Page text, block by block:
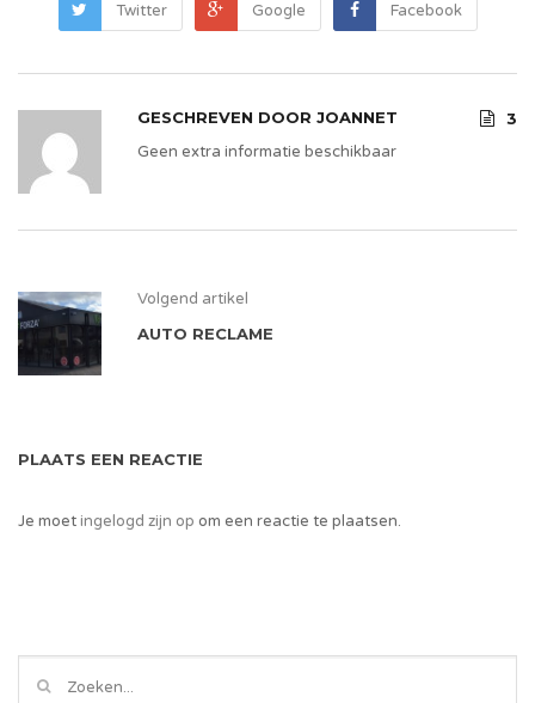
Twitter Google Facebook
GESCHREVEN DOOR JOANNET
3
Geen extra informatie beschikbaar
Volgend artikel
AUTO RECLAME
PLAATS EEN REACTIE
Je moetingelogd zijn op om een reactie te plaatsen.